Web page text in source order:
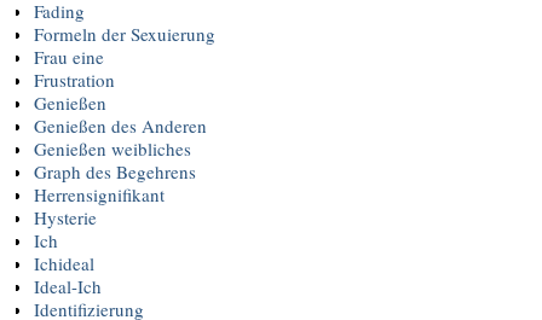
Fading
Formeln der Sexuierung
Frau eine
Frustration
Genießen
Genießen des Anderen
Genießen weibliches
Graph des Begehrens
Herrensignifikant
Hysterie
Ich
Ichideal
Ideal-Ich
Identifizierung